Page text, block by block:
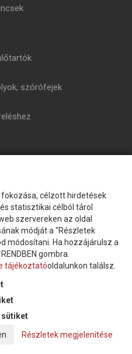
szórófejek
hogy azadatkezelési
és elfogadom.
| Minden jog fenntartva!
célzott hirdetések
statisztikai célból tárol
szervereken az oldal
módját a "Részletek
módosítani. Ha hozzájárulsz a
gombra.
tájékoztatóoldalunkon találsz.
sütiket
Részletek megjelenítése